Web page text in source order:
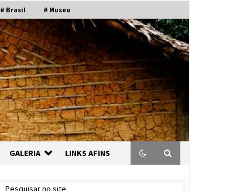
# Brasil # Museu
GALERIA LINKS AFINS
Pesquisar no site